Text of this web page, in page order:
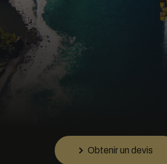
Obtenir un devis